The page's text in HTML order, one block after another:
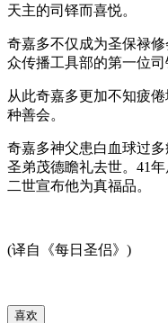
天主的司铎而喜悦。
奇嘉多不仅成为圣保禄
众传播工具部的第一位司
从此奇嘉多更加不知疲
种善会。
奇嘉多神父患白血球过
圣弟茂德瞻礼去世。41
二世宣布他为真福品。
(译自《每日圣侣》)
喜欢